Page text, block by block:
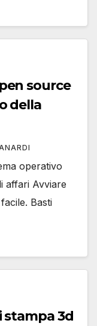
source
della
operativo
affari Avviare
Basti
stampa 3d